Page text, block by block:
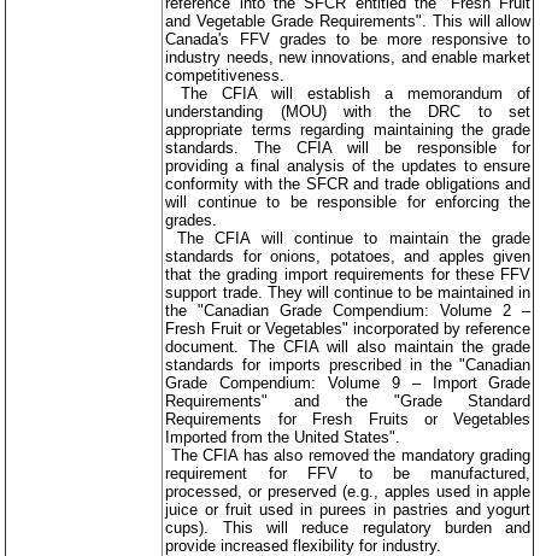
and Vegetable Grade Requirements". This will allow
Canada's FFV grades to be more responsive to
industry needs, new innovations, and enable market
competitiveness.
The CFIA will establish a memorandum of
understanding (MOU) with the DRC to set
appropriate terms regarding maintaining the grade
standards. The CFIA will be responsible for
providing a final analysis of the updates to ensure
conformity with the SFCR and trade obligations and
will continue to be responsible for enforcing the
grades.
The CFIA will continue to maintain the grade
standards for onions, potatoes, and apples given
that the grading import requirements for these FFV
support trade. They will continue to be maintained in
the "Canadian Grade Compendium: Volume 2 –
Fresh Fruit or Vegetables" incorporated by reference
document. The CFIA will also maintain the grade
standards for imports prescribed in the "Canadian
Grade Compendium: Volume 9 – Import Grade
Requirements" and the "Grade Standard
Requirements for Fresh Fruits or Vegetables
Imported from the United States".
The CFIA has also removed the mandatory grading
requirement for FFV to be manufactured,
processed, or preserved (e.g., apples used in apple
juice or fruit used in purees in pastries and yogurt
cups). This will reduce regulatory burden and
provide increased flexibility for industry.